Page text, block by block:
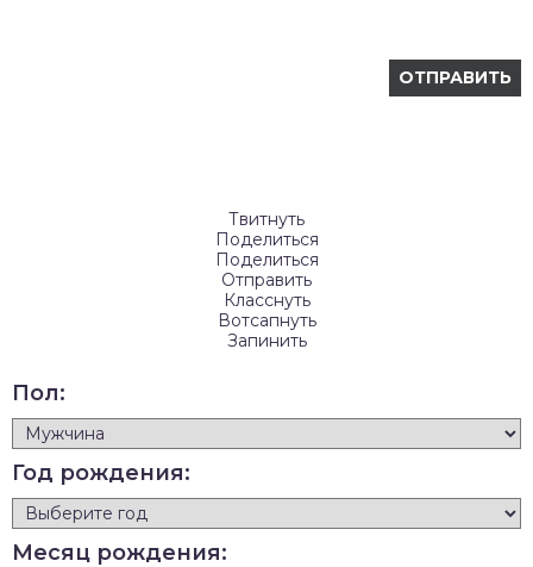
Твитнуть
Поделиться
Поделиться
Отправить
Класснуть
Вотсапнуть
Запинить
Пол:
Год рождения:
Месяц рождения: